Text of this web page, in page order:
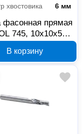
хвостовика
6 мм
фасонная прямая
745, 10x10x55
В корзину